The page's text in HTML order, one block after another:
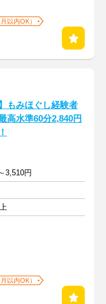
以内OK）
もみほぐし経験者
高水準60分2,840円
3,510円
以内OK）